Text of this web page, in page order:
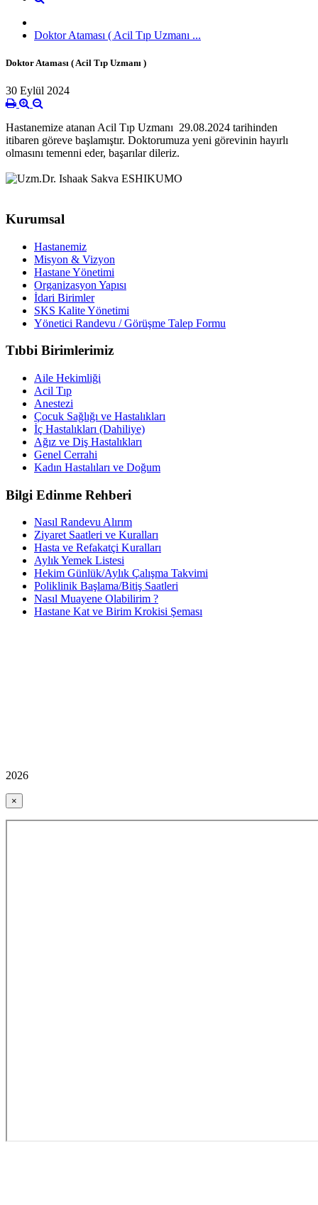
Doktor Ataması ( Acil Tıp Uzmanı ...
Doktor Ataması ( Acil Tıp Uzmanı )
30 Eylül 2024
Hastanemize atanan Acil Tıp Uzmanı 29.08.2024 tarihinden
itibaren göreve başlamıştır. Doktorumuza yeni görevinin hayırlı
olmasını temenni eder, başarılar dileriz.
Kurumsal
Hastanemiz
Misyon & Vizyon
Hastane Yönetimi
Organizasyon Yapısı
İdari Birimler
SKS Kalite Yönetimi
Yönetici Randevu / Görüşme Talep Formu
Tıbbi Birimlerimiz
Aile Hekimliği
Acil Tıp
Anestezi
Çocuk Sağlığı ve Hastalıkları
İç Hastalıkları (Dahiliye)
Ağız ve Diş Hastalıkları
Genel Cerrahi
Kadın Hastalıları ve Doğum
Bilgi Edinme Rehberi
Nasıl Randevu Alırım
Ziyaret Saatleri ve Kuralları
Hasta ve Refakatçi Kuralları
Aylık Yemek Listesi
Hekim Günlük/Aylık Çalışma Takvimi
Poliklinik Başlama/Bitiş Saatleri
Nasıl Muayene Olabilirim ?
Hastane Kat ve Birim Krokisi Şeması
2026
×